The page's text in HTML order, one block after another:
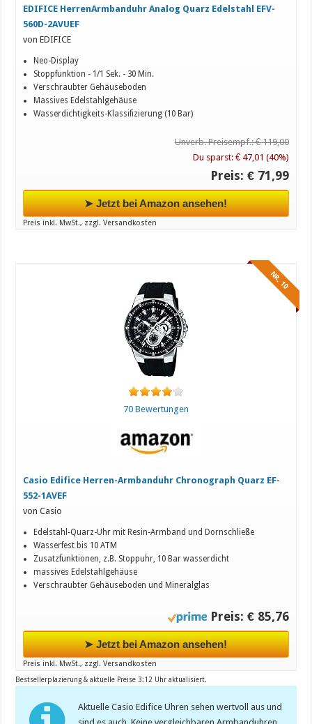
EDIFICE HerrenArmbanduhr Analog Quarz Edelstahl EFV-
560D-2AVUEF
von EDIFICE
Neo-Display
Stoppfunktion - 1/1 Sek. - 30 Min.
Verschraubter Gehäuseboden
Massives Edelstahlgehäuse
Wasserdichtigkeits-Klassifizierung (10 Bar)
Unverb. Preisempf.: € 119,00
Du sparst: € 47,01 (40%)
Preis: € 71,99
➤ Jetzt bei Amazon ansehen!
Preis inkl. MwSt., zzgl. Versandkosten
NR. 10
70 Bewertungen
Casio Edifice Herren-Armbanduhr Chronograph Quarz EF-
552-1AVEF
von Casio
Edelstahl-Quarz-Uhr mit Resin-Armband und Dornschließe
Wasserfest bis 10 ATM
Zusatzfunktionen, z.B. Stoppuhr, 10 Bar wasserdicht
massives Edelstahlgehäuse
Verschraubter Gehäuseboden und Mineralglas
Preis: € 85,76
➤ Jetzt bei Amazon ansehen!
Preis inkl. MwSt., zzgl. Versandkosten
Bestsellerplazierung & aktuelle Preise 3:12 Uhr aktualisiert.
Aktuelle Casio Edifice Uhren sehen wertvoll aus und